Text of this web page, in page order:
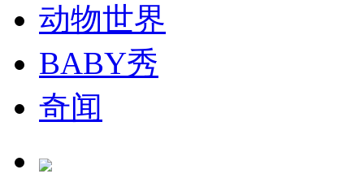
动物世界
BABY秀
奇闻